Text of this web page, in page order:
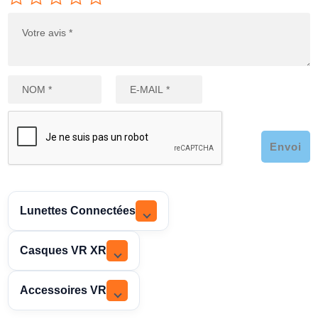
Envoi
Lunettes Connectées
Casques VR XR
Accessoires VR